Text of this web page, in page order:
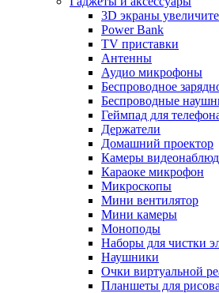
3D экраны
Power Bank
TV приставки
Антенны
Аудио микрофоны
Беспроводное
Беспроводные
Геймпад для
Держатели
Домашний проектор
Камеры
Караоке микрофон
Микроскопы
Мини вентилятор
Мини камеры
Моноподы
Наборы для чистки
Наушники
Очки виртуальной
Планшеты для